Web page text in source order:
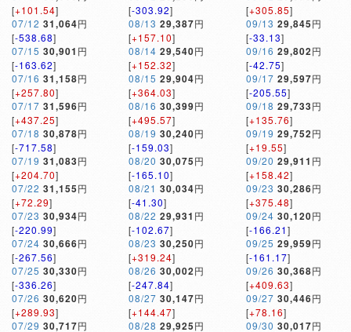
[+101.54]
07/12 31,064円
[-538.68]
07/15 30,901 円
[-163.62]
07/16 31,158円
[+257.80]
07/17 31,596円
[+437.25]
07/18 30,878円
[-717.58]
07/19 31,083円
[+204.70]
07/22 31,155円
[+72.29]
07/23 30,934円
[-220.99]
07/24 30,666円
[-267.56]
07/25 30,330円
[-336.26]
07/26 30,620円
[+289.93]
07/29 30,717円
[-303.92]
08/13 29,387円
[+157.10]
08/14 29,540円
[+152.32]
08/15 29,904円
[+364.03]
08/16 30,399円
[+495.57]
08/19 30,240円
[-159.03]
08/20 30,075円
[-165.10]
08/21 30,034円
[-41.30]
08/22 29,931 円
[-102.67]
08/23 30,250円
[+319.24]
08/26 30,002円
[-247.84]
08/27 30,147円
[+144.47]
08/28 29,925円
[+305.85]
09/13 29,845円
[-33.13]
09/16 29,802円
[-42.75]
09/17 29,597円
[-205.55]
09/18 29,733円
[+135.76]
09/19 29,752円
[+19.55]
09/20 29,911 円
[+158.42]
09/23 30,286円
[+375.48]
09/24 30,120円
[-166.21]
09/25 29,959円
[-161.17]
09/26 30,368円
[+409.63]
09/27 30,446円
[+78.16]
09/30 30,017円